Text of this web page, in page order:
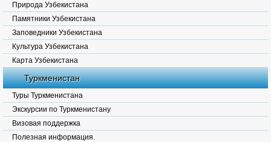
Природа Узбекистана
Памятники Узбекистана
Заповедники Узбекистана
Культура Узбекистана
Карта Узбекистана
Туркменистан
Туры Туркменистана
Экскурсии по Туркменистану
Визовая поддержка
Полезная информация.